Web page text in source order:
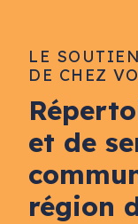
LE
DE CHEZ
et de
région